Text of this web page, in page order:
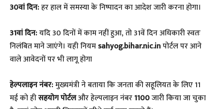
30वां दिन:हर हाल में समस्या के निष्पादन का आदेश जारी करना होगा।
31वां दिन:यदि 30 दिनों में काम नहीं हुआ, तो 31वें दिन अधिकारी स्वतः
निलंबित माने जाएंगे। यही नियमsahyog.bihar.nic.inपोर्टल पर आने
वाले आवेदनों पर भी लागू होगा
हेल्पलाइन नंबर:मुख्यमंत्री ने बताया कि जनता की सहूलियत के लिए 11
मई को हीसहयोग पोर्टलऔर हेल्पलाइन नंबर1100जारी किया जा चुका